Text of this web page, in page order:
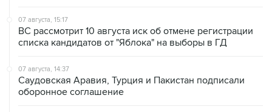
07 августа, 15:17
ВС рассмотрит 10 августа иск об отмене регистрации
списка кандидатов от "Яблока" на выборы в ГД
07 августа, 14:37
Саудовская Аравия, Турция и Пакистан подписали
оборонное соглашение